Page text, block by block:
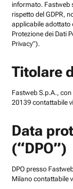
informato. Fastweb
rispetto del GDPR,
applicabile adottato
Protezione dei Dati
Privacy”).
Titolare
Fastweb S.p.A.,
20139 contattabile
Data
(“DPO”)
DPO presso
Milano contattabile